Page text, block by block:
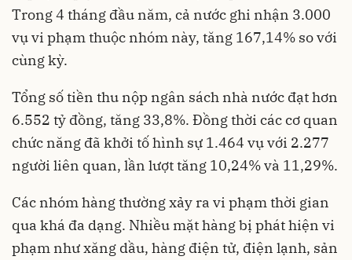
Trong 4 tháng đầu năm, cả nước ghi nhận 3.000
vụ vi phạm thuộc nhóm này, tăng 167,14% so với
cùng kỳ.
Tổng số tiền thu nộp ngân sách nhà nước đạt hơn
6.552 tỷ đồng, tăng 33,8%. Đồng thời các cơ quan
chức năng đã khởi tố hình sự 1.464 vụ với 2.277
người liên quan, lần lượt tăng 10,24% và 11,29%.
Các nhóm hàng thường xảy ra vi phạm thời gian
qua khá đa dạng. Nhiều mặt hàng bị phát hiện vi
phạm như xăng dầu, hàng điện tử, điện lạnh, sản